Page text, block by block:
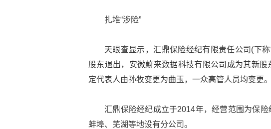
扎堆“涉险”
天眼查显示，汇鼎保险经纪有限责任公司(下
股东退出，安徽蔚来数据科技有限公司成为其新
定代表人由孙牧变更为曲玉，一众高管人员均变更
汇鼎保险经纪成立于2014年，经营范围为保
蚌埠、芜湖等地设有分公司。